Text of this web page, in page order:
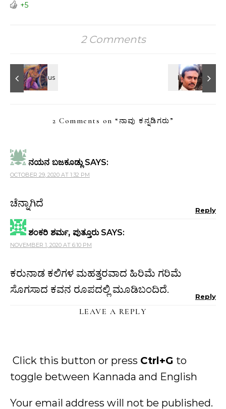
+5
2 Comments
2 Comments on “ನಾವು ಕನ್ನಡಿಗರು”
ನಯನ ಬಜಕೂಡ್ಲು SAYS:
OCTOBER 29, 2020 AT 1:32 PM
ಚೆನ್ನಾಗಿದೆ
Reply
ಶಂಕರಿ ಶರ್ಮ, ಪುತ್ತೂರು SAYS:
NOVEMBER 1, 2020 AT 6:10 PM
ಕರುನಾಡ ಕಲಿಗಳ ಮಹತ್ತರವಾದ ಹಿರಿಮೆ ಗರಿಮೆ
ಸೊಗಸಾದ ಕವನ ರೂಪದಲ್ಲಿ ಮೂಡಿಬಂದಿದೆ.
Reply
LEAVE A REPLY
Click this button or press Ctrl+G to
toggle between Kannada and English
Your email address will not be published.